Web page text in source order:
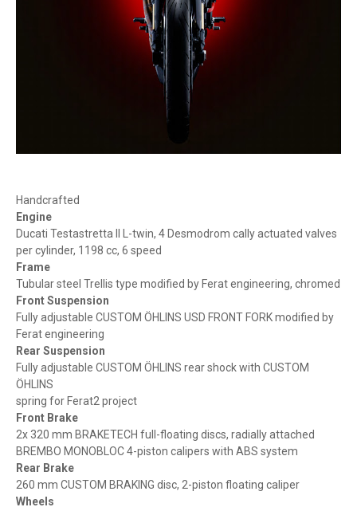
Handcrafted
Engine
Ducati Testastretta II L-twin, 4 Desmodrom cally actuated valves
per cylinder, 1198 cc, 6 speed
Frame
Tubular steel Trellis type modified by Ferat engineering, chromed
Front Suspension
Fully adjustable CUSTOM ÖHLINS USD FRONT FORK modified by
Ferat engineering
Rear Suspension
Fully adjustable CUSTOM ÖHLINS rear shock with CUSTOM
ÖHLINS
spring for Ferat2 project
Front Brake
2x 320 mm BRAKETECH full-floating discs, radially attached
BREMBO MONOBLOC 4-piston calipers with ABS system
Rear Brake
260 mm CUSTOM BRAKING disc, 2-piston floating caliper
Wheels